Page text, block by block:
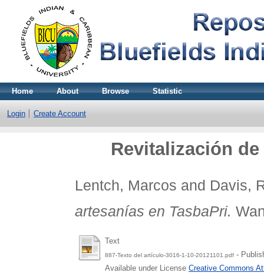
Home About Browse Statistic
Login Create Account
Revitalización
Lentch, Marcos and Davis,
artesanías en TasbaPri.
Text
887-Texto del artículo-3016-1-10-20121101.pdf -
Available under License Creative Commons